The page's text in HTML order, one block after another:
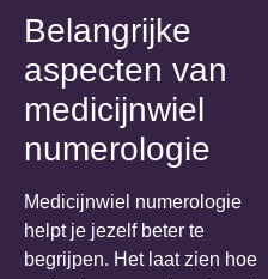
Belangrijke
aspecten van
medicijnwiel
numerologie
Medicijnwiel numerologie
helpt je jezelf beter te
begrijpen. Het laat zien hoe